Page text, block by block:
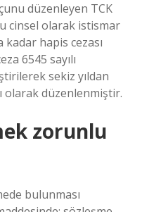
düzenleyen TCK
cinsel olarak istismar
kadar hapis cezası
6545 sayılı
sekiz yıldan
olarak düzenlenmiştir.
zorunlu
bulunması